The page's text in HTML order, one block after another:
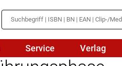
Service Verlag